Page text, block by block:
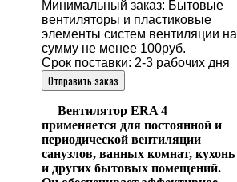
Минимальный заказ: Бытовые
вентиляторы и пластиковые
элементы систем вентиляции на
сумму не менее 100руб.
Срок поставки: 2-3 рабочих дня
Отправить заказ
Вентилятор ERA 4
применяется для постоянной и
периодической вентиляции
санузлов, ванных комнат, кухонь
и других бытовых помещений.